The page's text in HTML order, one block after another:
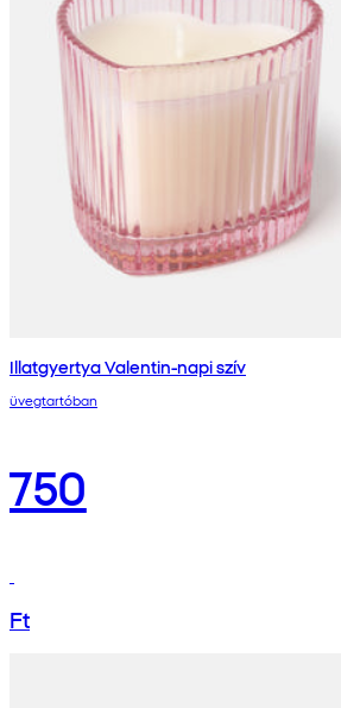
Illatgyertya Valentin-napi szív
üvegtartóban
750
Ft